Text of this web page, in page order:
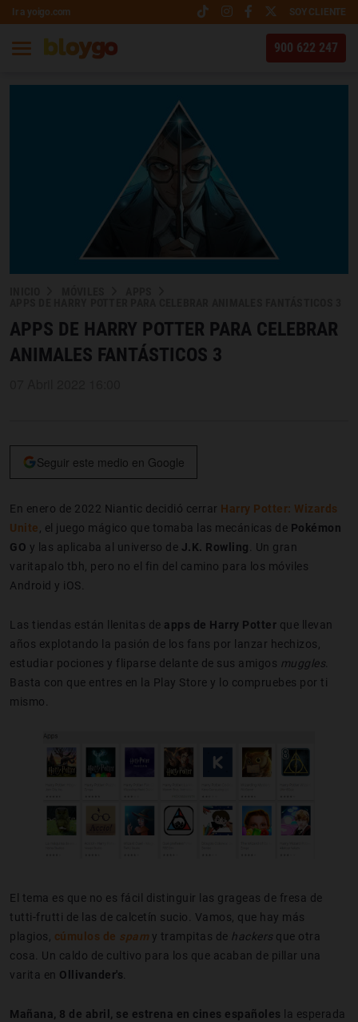
Ir a yoigo.com SOY CLIENTE
900 622 247
APPS DE HARRY POTTER PARA CELEBRAR
ANIMALES FANTÁSTICOS 3
Seguir este medio en Google
En enero de 2022 Niantic decidió cerrar Harry Potter: Wizards
Unite , el juego mágico que tomaba las mecánicas de Pokémon
GO y las aplicaba al universo de J.K. Rowling . Un gran
varitapalo tbh, pero no el fin del camino para los móviles
Android y iOS.
Las tiendas están llenitas de apps de Harry Potter que llevan
años explotando la pasión de los fans por lanzar hechizos,
estudiar pociones y fliparse delante de sus amigos muggles
Basta con que entres en la Play Store y lo compruebes por ti
mismo.
El tema es que no es fácil distinguir las grageas de fresa de
tutti-frutti de las de calcetín sucio. Vamos, que hay más
plagios,
cúmulos de spam y trampitas de hackers que otra
cosa. Un caldo de cultivo para los que acaban de pillar una
varita en Ollivander's
Mañana, 8 de abril, se estrena en cines españoles la esperada